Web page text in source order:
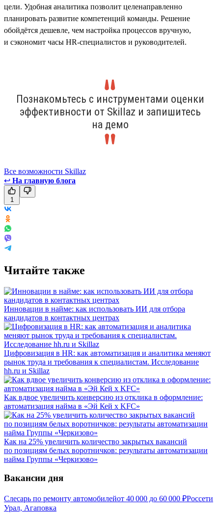
цели. Удобная аналитика позволит целенаправленно
планировать развитие компетенций команды. Решение
обойдётся дешевле, чем настройка процессов вручную,
и сэкономит часы HR-специалистов и руководителей.
Познакомьтесь с инструментами оценки
эффективности от Skillaz и запишитесь
на демо
Все возможности Skillaz
↩ На главную блога
1
Читайте также
Инновации в найме: как использовать ИИ для отбора
кандидатов в контактных центрах
Цифровизация в HR: как автоматизация и аналитика меняют
рынок труда и требования к специалистам. Исследование
hh.ru и Skillaz
Как вдвое увеличить конверсию из отклика в оформление:
автоматизация найма в «Эй Кей x KFC»
Как на 25% увеличить количество закрытых вакансий
по позициям белых воротничков: результаты автоматизации
найма Группы «Черкизово»
Вакансии дня
Слесарь по ремонту автомобилейот 40 000 до 60 000 ₽Россети
Урал, Агаповка